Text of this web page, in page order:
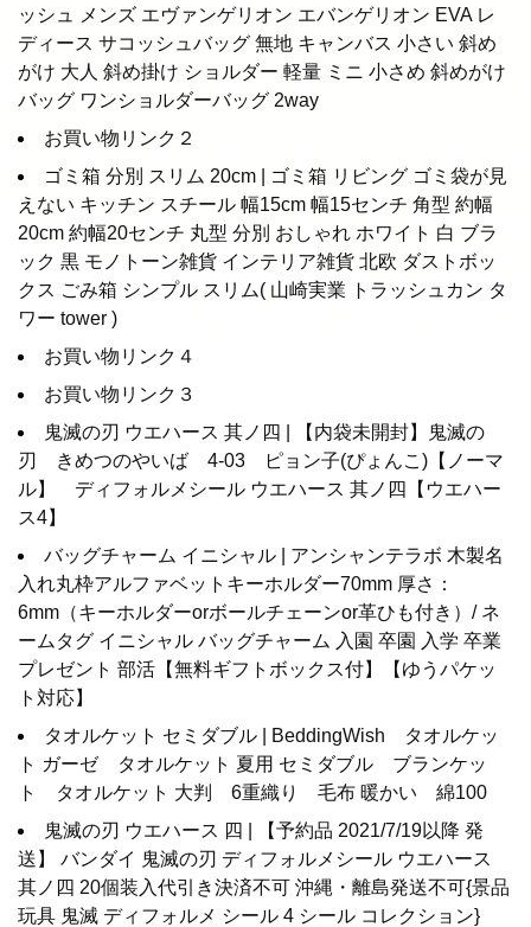
ッシュ メンズ エヴァンゲリオン エバンゲリオン EVA レ
ディース サコッシュバッグ 無地 キャンバス 小さい 斜め
がけ 大人 斜め掛け ショルダー 軽量 ミニ 小さめ 斜めがけ
バッグ ワンショルダーバッグ 2way
お買い物リンク２
ゴミ箱 分別 スリム 20cm | ゴミ箱 リビング ゴミ袋が見
えない キッチン スチール 幅15cm 幅15センチ 角型 約幅
20cm 約幅20センチ 丸型 分別 おしゃれ ホワイト 白 ブラ
ック 黒 モノトーン雑貨 インテリア雑貨 北欧 ダストボッ
クス ごみ箱 シンプル スリム( 山崎実業 トラッシュカン タ
ワー tower )
お買い物リンク４
お買い物リンク３
鬼滅の刃 ウエハース 其ノ四 | 【内袋未開封】鬼滅の
刃 きめつのやいば 4-03 ピョン子(ぴょんこ)【ノーマ
ル】 ディフォルメシール ウエハース 其ノ四【ウエハー
ス4】
バッグチャーム イニシャル | アンシャンテラボ 木製名
入れ丸枠アルファベットキーホルダー70mm 厚さ：
6mm（キーホルダーorボールチェーンor革ひも付き）/ ネ
ームタグ イニシャル バッグチャーム 入園 卒園 入学 卒業
プレゼント 部活【無料ギフトボックス付】【ゆうパケッ
ト対応】
タオルケット セミダブル | BeddingWish タオルケッ
ト ガーゼ タオルケット 夏用 セミダブル ブランケッ
ト タオルケット 大判 6重織り 毛布 暖かい 綿100
鬼滅の刃 ウエハース 四 | 【予約品 2021/7/19以降 発
送】 バンダイ 鬼滅の刃 ディフォルメシール ウエハース
其ノ四 20個装入代引き決済不可 沖縄・離島発送不可{景品
玩具 鬼滅 ディフォルメ シール 4 シール コレクション}